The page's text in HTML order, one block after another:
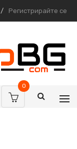
/ Регистрирайте се
0